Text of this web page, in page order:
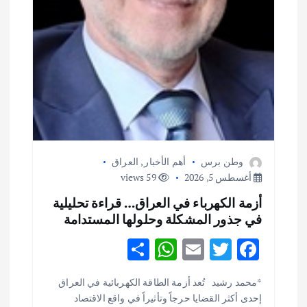
وطن برس أهم الأخبار , العراق
أغسطس 5, 2026
59 views
أزمة الكهرباء في العراق… قراءة تحليلية
في جذور المشكلة وحلولها المستدامة
F
e
T
w
it
E
m
ai
W
h
at
S
h
ar
*محمد رشيد تُعد أزمة الطاقة الكهربائية في العراق
إحدى أكثر القضايا حرجاً وتأثيراً في واقع الاقتصاد
ثقافة وفنون
اختتام ورشة السينوغرافيا في مدينة كلباء الاماراتية